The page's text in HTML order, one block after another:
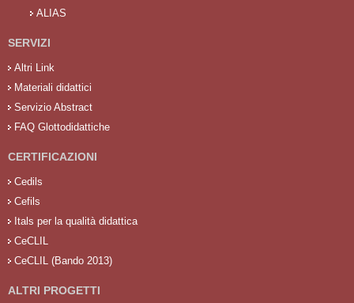
ALIAS
SERVIZI
Altri Link
Materiali didattici
Servizio Abstract
FAQ Glottodidattiche
CERTIFICAZIONI
Cedils
Cefils
Itals per la qualità didattica
CeCLIL
CeCLIL (Bando 2013)
ALTRI PROGETTI